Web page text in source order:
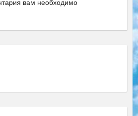
вам необходимо